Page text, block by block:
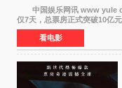
中国娱乐网讯 www yule
仅7天，总票房正式突破10亿
日公映以来便展现出惊人的市
看电影